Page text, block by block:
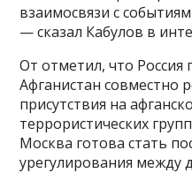
взаимосвязи с
— сказал Кабулов в
От отметил, что Россия
Афганистан совместно
присутствия на
террористических
Москва готова стать
урегулирования между